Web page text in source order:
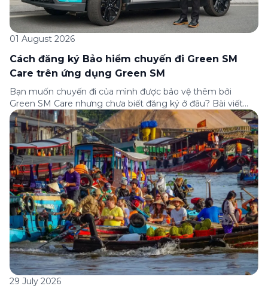
01 August 2026
Cách đăng ký Bảo hiểm chuyến đi Green SM
Care trên ứng dụng Green SM
Bạn muốn chuyến đi của mình được bảo vệ thêm bởi
Green SM Care nhưng chưa biết đăng ký ở đâu? Bài viết
dưới đây sẽ hướng dẫn chi tiết cách tham gia (và hủy tham
gia) gói bảo hiểm này ngay trên ứng dụng Green SM, cùng
những lưu ý quan trọng trước khi […]
29 July 2026